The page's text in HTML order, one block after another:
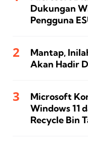
Dukungan
Pengguna
Mantap,
Akan Hadir
Microsoft
Windows 11
Recycle Bin